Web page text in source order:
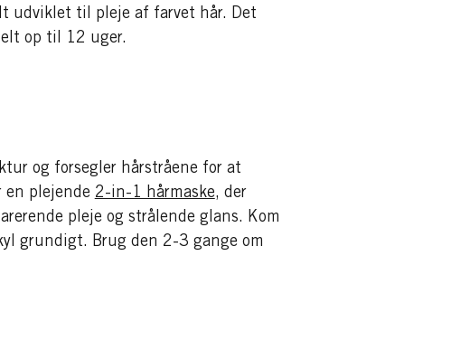
udviklet til pleje af farvet hår. Det
op til 12 uger.
og forsegler hårstråene for at
en plejende 2-in-1 hårmaske, der
pleje og strålende glans. Kom
grundigt. Brug den 2-3 gange om